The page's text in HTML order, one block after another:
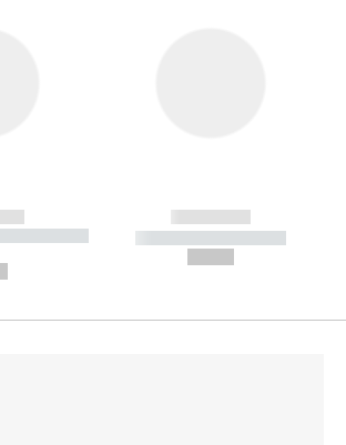
--------
------------
----------- -----------